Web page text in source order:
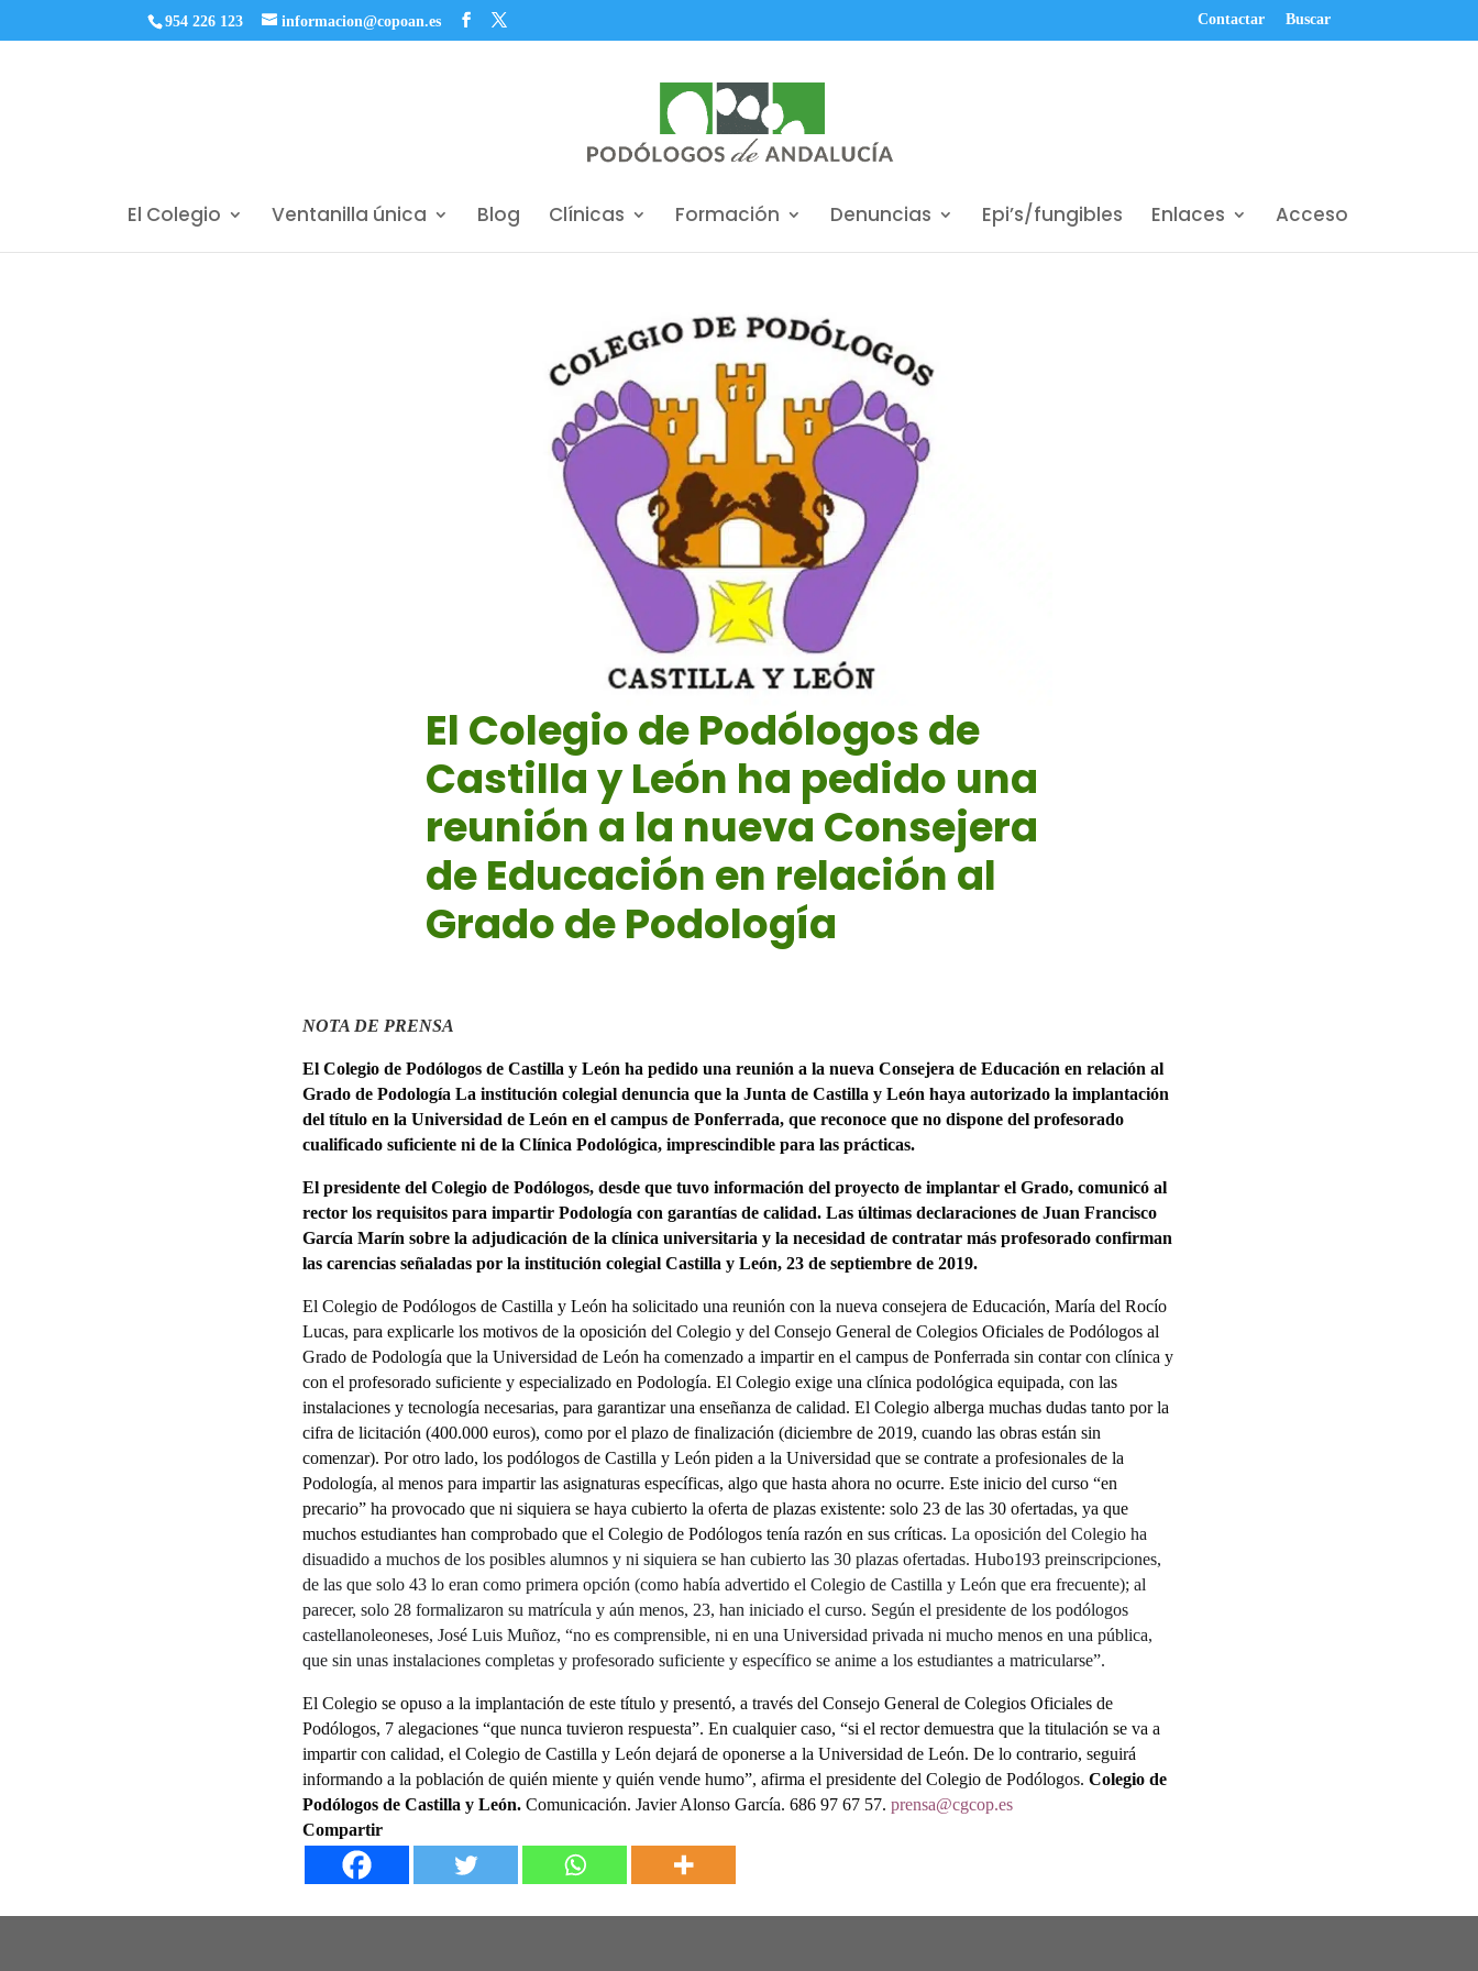
954 226 123 informacion@copoan.es Contactar Buscar
El Colegio Ventanilla única Blog Clínicas Formación Denuncias Epi’s/fungibles Enlaces Acceso
El Colegio de Podólogos de
Castilla y León ha pedido una
reunión a la nueva Consejera
de Educación en relación al
Grado de Podología
NOTA DE PRENSA
El Colegio de Podólogos de Castilla y León ha pedido una reunión a la nueva Consejera de Educación en relación al
Grado de Podología La institución colegial denuncia que la Junta de Castilla y León haya autorizado la implantación
del título en la Universidad de León en el campus de Ponferrada, que reconoce que no dispone del profesorado
cualificado suficiente ni de la Clínica Podológica, imprescindible para las prácticas.
El presidente del Colegio de Podólogos, desde que tuvo información del proyecto de implantar el Grado, comunicó al
rector los requisitos para impartir Podología con garantías de calidad. Las últimas declaraciones de Juan Francisco
García Marín sobre la adjudicación de la clínica universitaria y la necesidad de contratar más profesorado confirman
las carencias señaladas por la institución colegial Castilla y León, 23 de septiembre de 2019.
El Colegio de Podólogos de Castilla y León ha solicitado una reunión con la nueva consejera de Educación, María del Rocío
Lucas, para explicarle los motivos de la oposición del Colegio y del Consejo General de Colegios Oficiales de Podólogos al
Grado de Podología que la Universidad de León ha comenzado a impartir en el campus de Ponferrada sin contar con clínica y
con el profesorado suficiente y especializado en Podología. El Colegio exige una clínica podológica equipada, con las
instalaciones y tecnología necesarias, para garantizar una enseñanza de calidad. El Colegio alberga muchas dudas tanto por la
cifra de licitación (400.000 euros), como por el plazo de finalización (diciembre de 2019, cuando las obras están sin
comenzar). Por otro lado, los podólogos de Castilla y León piden a la Universidad que se contrate a profesionales de la
Podología, al menos para impartir las asignaturas específicas, algo que hasta ahora no ocurre. Este inicio del curso “en
precario” ha provocado que ni siquiera se haya cubierto la oferta de plazas existente: solo 23 de las 30 ofertadas, ya que
muchos estudiantes han comprobado que el Colegio de Podólogos tenía razón en sus críticas. La oposición del Colegio ha
disuadido a muchos de los posibles alumnos y ni siquiera se han cubierto las 30 plazas ofertadas. Hubo193 preinscripciones,
de las que solo 43 lo eran como primera opción (como había advertido el Colegio de Castilla y León que era frecuente); al
parecer, solo 28 formalizaron su matrícula y aún menos, 23, han iniciado el curso. Según el presidente de los podólogos
castellanoleoneses, José Luis Muñoz, “no es comprensible, ni en una Universidad privada ni mucho menos en una pública,
que sin unas instalaciones completas y profesorado suficiente y específico se anime a los estudiantes a matricularse”.
El Colegio se opuso a la implantación de este título y presentó, a través del Consejo General de Colegios Oficiales de
Podólogos, 7 alegaciones “que nunca tuvieron respuesta”. En cualquier caso, “si el rector demuestra que la titulación se va a
impartir con calidad, el Colegio de Castilla y León dejará de oponerse a la Universidad de León. De lo contrario, seguirá
informando a la población de quién miente y quién vende humo”, afirma el presidente del Colegio de Podólogos. Colegio de
Podólogos de Castilla y León. Comunicación. Javier Alonso García. 686 97 67 57. prensa@cgcop.es
Compartir